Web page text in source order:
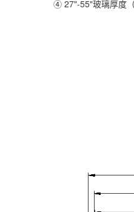
④ 27"-55"玻璃厚度